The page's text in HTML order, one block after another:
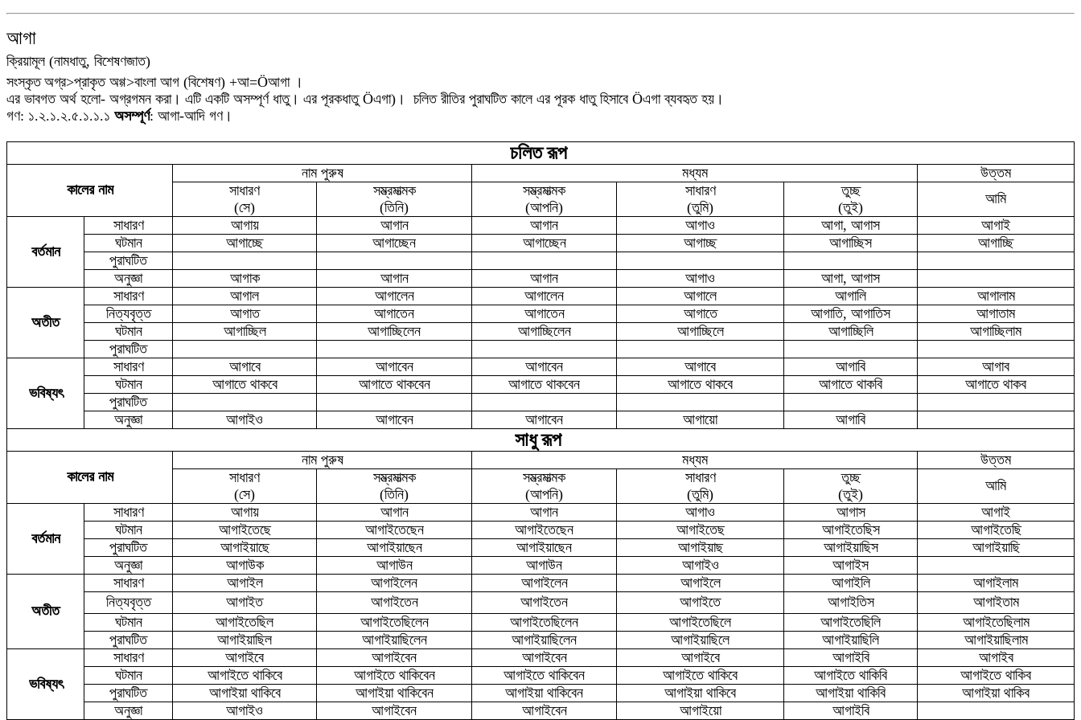
আগা
ক্রিয়ামূল (নামধাতু, বিশেষণজাত)
সংস্কৃত অগ্র>প্রাকৃত অগ্গ>বাংলা আগ (বিশেষণ) +আ=Öআগা ।
এর ভাবগত অর্থ হলো- অগ্রগমন করা। এটি একটি অসম্পূর্ণ ধাতু। এর পূরকধাতুÖএগা)। চলিত রীতির পুরাঘটিত কালে এর পূরক ধাতু হিসাবে Öএগা ব্যবহৃত হয় ।
গণ: ১.২.১.২.৫.১.১.১ অসম্পূর্ণ: আগা-আদি গণ।
চলিত রূপ
কালের নাম
নাম পুরুষ মধ্যম
উত্তম
সাধারণ
(সে)
সম্ভ্রমাত্মক
(তিনি)
সম্ভ্রমাত্মক
(আপনি)
সাধারণ
(তুমি)
তুচ্ছ
(তুই)
আমি
বর্তমান
সাধারণ আগায় আগান আগান আগাও আগা, আগাস
আগাই
ঘটমান
আগাচ্ছে আগাচ্ছেন আগাচ্ছেন আগাচ্ছ আগাচ্ছিস
আগাচ্ছি
পুরাঘটিত
অনুজ্ঞা
আগাক আগান আগান আগাও আগা, আগাস
অতীত
সাধারণ আগাল আগালেন আগালেন আগালে আগালি
আগালাম
নিত্যবৃত্ত
আগাত আগাতেন আগাতেন আগাতে আগাতি, আগাতিস
আগাতাম
ঘটমান
আগাচ্ছিল আগাচ্ছিলেন আগাচ্ছিলেন আগাচ্ছিলে আগাচ্ছিলি
আগাচ্ছিলাম
পুরাঘটিত
ভবিষ্যৎ
সাধারণ আগাবে আগাবেন আগাবেন আগাবে আগাবি
আগাব
ঘটমান
আগাতে থাকবে আগাতে থাকবেন আগাতে থাকবেন আগাতে থাকবে আগাতে থাকবি
আগাতে থাকব
পুরাঘটিত
অনুজ্ঞা
আগাইও আগাবেন আগাবেন আগায়ো আগাবি
সাধু রূপ
কালের নাম
নাম পুরুষ মধ্যম
উত্তম
সাধারণ
(সে)
সম্ভ্রমাত্মক
(তিনি)
সম্ভ্রমাত্মক
(আপনি)
সাধারণ
(তুমি)
তুচ্ছ
(তুই)
আমি
বর্তমান
সাধারণ আগায় আগান আগান আগাও আগাস
আগাই
ঘটমান
আগাইতেছে আগাইতেছেন আগাইতেছেন আগাইতেছ আগাইতেছিস
আগাইতেছি
পুরাঘটিত
আগাইয়াছে আগাইয়াছেন আগাইয়াছেন আগাইয়াছ আগাইয়াছিস
আগাইয়াছি
অনুজ্ঞা
আগাউক আগাউন আগাউন আগাইও আগাইস
অতীত
সাধারণ আগাইল আগাইলেন আগাইলেন আগাইলে আগাইলি
আগাইলাম
নিত্যবৃত্ত
আগাইত আগাইতেন আগাইতেন আগাইতে আগাইতিস
আগাইতাম
ঘটমান
আগাইতেছিল আগাইতেছিলেন আগাইতেছিলেন আগাইতেছিলে আগাইতেছিলি
আগাইতেছিলাম
পুরাঘটিত
আগাইয়াছিল আগাইয়াছিলেন আগাইয়াছিলেন আগাইয়াছিলে আগাইয়াছিলি আগাইয়াছিলাম
ভবিষ্যৎ
সাধারণ আগাইবে আগাইবেন আগাইবেন আগাইবে আগাইবি
আগাইব
ঘটমান
আগাইতে থাকিবে আগাইতে থাকিবেন আগাইতে থাকিবেন আগাইতে থাকিবে আগাইতে থাকিবি
আগাইতে থাকিব
পুরাঘটিত
আগাইয়া থাকিবে আগাইয়া থাকিবেন আগাইয়া থাকিবেন আগাইয়া থাকিবে আগাইয়া থাকিবি
আগাইয়া থাকিব
অনুজ্ঞা
আগাইও আগাইবেন আগাইবেন আগাইয়ো আগাইবি